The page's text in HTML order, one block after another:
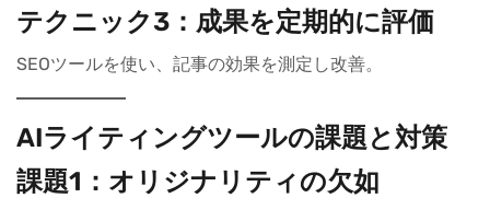
テクニック3：成果を定期的に評価
SEOツールを使い、記事の効果を測定し改善。
AIライティングツールの課題と対策
課題1：オリジナリティの欠如